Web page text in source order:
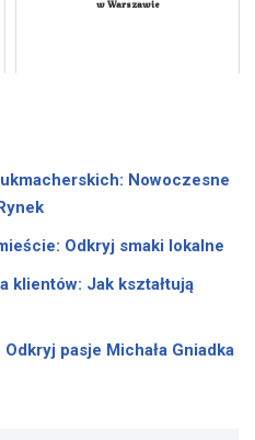
w Warszawie
Nowoczesne
Odkryj smaki lokalne
klientów: Jak kształtują
pasje Michała Gniadka